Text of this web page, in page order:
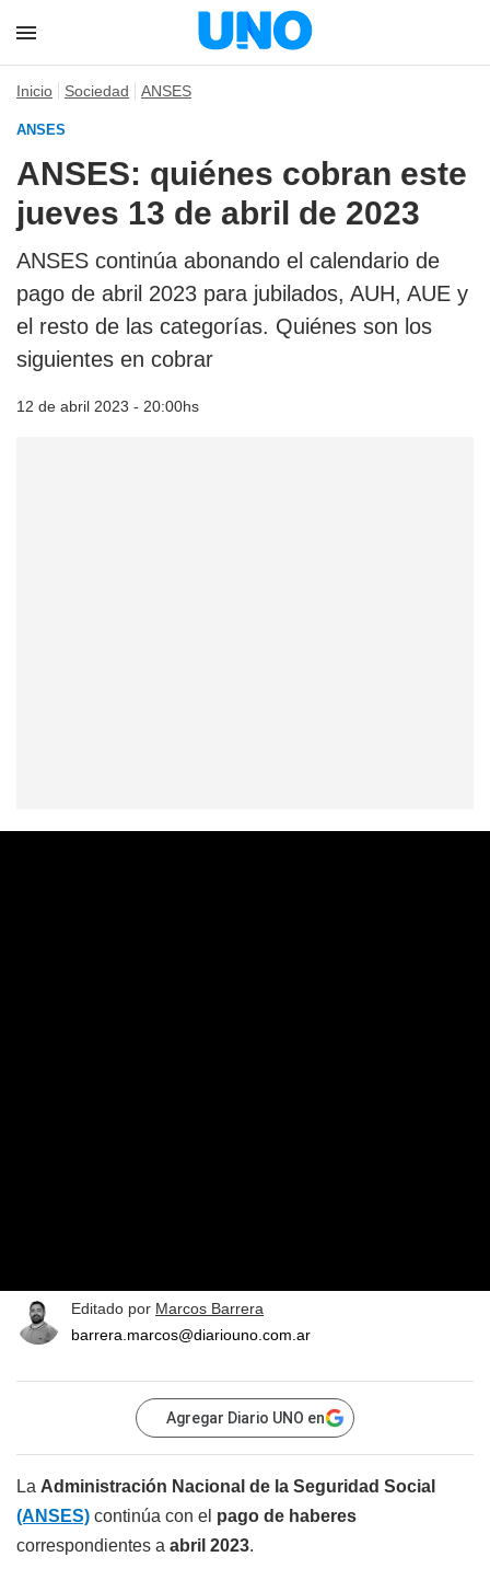
Inicio Sociedad ANSES
ANSES
ANSES: quiénes cobran este
jueves 13 de abril de 2023
ANSES continúa abonando el calendario de
pago de abril 2023 para jubilados, AUH, AUE y
el resto de las categorías. Quiénes son los
siguientes en cobrar
12 de abril 2023 - 20:00hs
Editado por Marcos Barrera
barrera.marcos@diariouno.com.ar
Agregar Diario UNO en
La Administración Nacional de la Seguridad Social
(ANSES) continúa con el pago de haberes
correspondientes a abril 2023.